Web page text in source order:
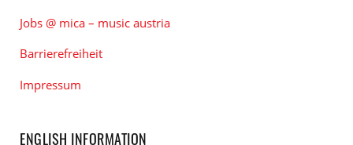
Jobs @ mica – music austria
Barrierefreiheit
Impressum
ENGLISH INFORMATION